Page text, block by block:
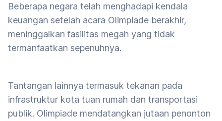
Beberapa negara telah menghadapi kendala
keuangan setelah acara Olimpiade berakhir,
meninggalkan fasilitas megah yang tidak
termanfaatkan sepenuhnya.
Tantangan lainnya termasuk tekanan pada
infrastruktur kota tuan rumah dan transportasi
publik. Olimpiade mendatangkan jutaan penonton